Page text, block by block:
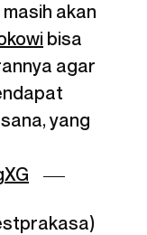
akan
bisa
agar
yang